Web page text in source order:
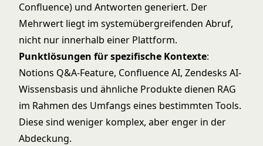
Confluence) und Antworten generiert. Der
Mehrwert liegt im systemübergreifenden Abruf,
nicht nur innerhalb einer Plattform.
Punktlösungen für spezifische Kontexte:
Notions Q&A-Feature, Confluence AI, Zendesks AI-
Wissensbasis und ähnliche Produkte dienen RAG
im Rahmen des Umfangs eines bestimmten Tools.
Diese sind weniger komplex, aber enger in der
Abdeckung.